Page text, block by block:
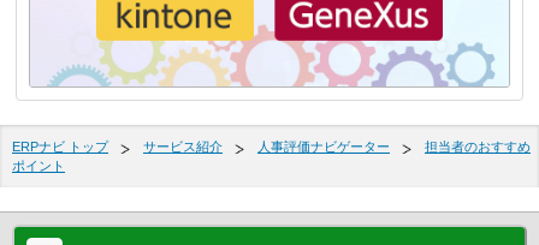
ERPナビ トップ サービス紹介 人事評価ナビゲーター
担当者のおすすめ
ポイント